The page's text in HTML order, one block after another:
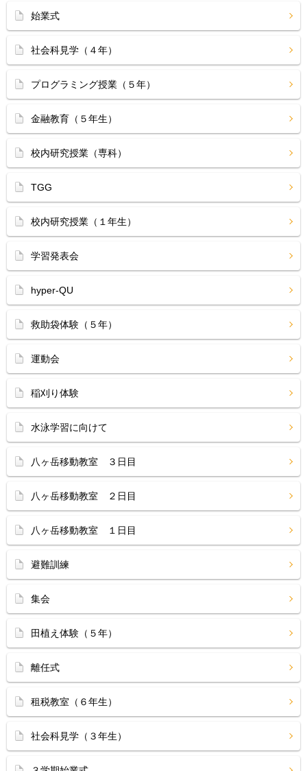
始業式
社会科見学（４年）
プログラミング授業（５年）
金融教育（５年生）
校内研究授業（専科）
TGG
校内研究授業（１年生）
学習発表会
hyper-QU
救助袋体験（５年）
運動会
稲刈り体験
水泳学習に向けて
八ヶ岳移動教室 ３日目
八ヶ岳移動教室 ２日目
八ヶ岳移動教室 １日目
避難訓練
集会
田植え体験（５年）
離任式
租税教室（６年生）
社会科見学（３年生）